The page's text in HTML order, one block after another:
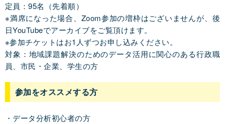
定員：95名（先着順）
※満席になった場合、Zoom参加の増枠はございませんが、後
日YouTubeでアーカイブをご覧頂けます。
※参加チケットはお1人ずつお申し込みください。
対象：地域課題解決のためのデータ活用に関心のある行政職
員、市民・企業、学生の方
参加をオススメする方
・データ分析初心者の方